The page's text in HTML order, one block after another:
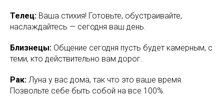
Телец: Ваша стихия! Готовьте, обустраивайте,
наслаждайтесь — сегодня ваш день.
Близнецы: Общение сегодня пусть будет камерным, с
теми, кто действительно вам дорог.
Рак: Луна у вас дома, так что это ваше время.
Позвольте себе быть собой на все 100%.